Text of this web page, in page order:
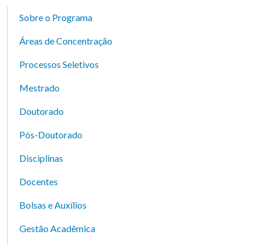
Sobre o Programa
Áreas de Concentração
Processos Seletivos
Mestrado
Doutorado
Pós-Doutorado
Disciplinas
Docentes
Bolsas e Auxílios
Gestão Acadêmica